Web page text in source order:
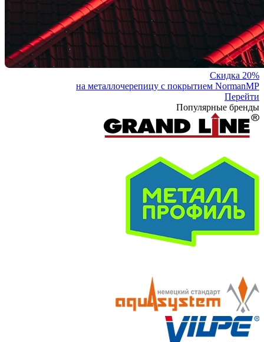
Скидка 20%
на металлочерепицу с покрытием NormanMP
Перейти
Популярные бренды